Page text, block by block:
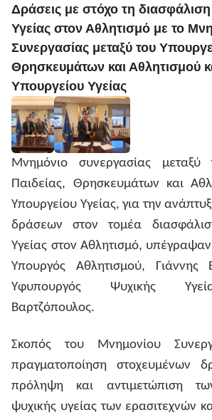
Δράσεις με στόχο τη
Υγείας στον Αθλητισμό με το
Συνεργασίας μεταξύ του
Θρησκευμάτων και Αθλητισμού
Υπουργείου Υγείας
Μνημόνιο συνεργασίας μεταξύ
Παιδείας, Θρησκευμάτων και
Υπουργείου Υγείας, για την
δράσεων στον τομέα
Υγείας στον Αθλητισμό,
Υπουργός Αθλητισμού, Γιάννης
Υφυπουργός Ψυχικής
Βαρτζόπουλος.
Σκοπός του Μνημονίου
πραγματοποίηση στοχευμένων
πρόληψη και αντιμετώπιση
ψυχικής υγείας των ερασιτεχνών